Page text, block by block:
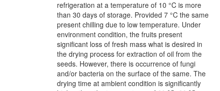
refrigeration at a temperature of 10 °C is more
than 30 days of storage. Provided 7 °C the same
present chilling due to low temperature. Under
environment condition, the fruits present
significant loss of fresh mass what is desired in
the drying process for extraction of oil from the
seeds. However, there is occurrence of fungi
and/or bacteria on the surface of the same. The
drying time at ambient condition is significantly